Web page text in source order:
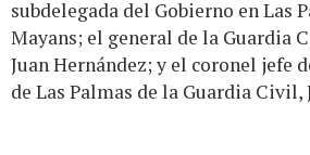
subdelegada del Gobierno en Las
Mayans; el general de la Guardia
Juan Hernández; y el coronel jefe
de Las Palmas de la Guardia Civil,